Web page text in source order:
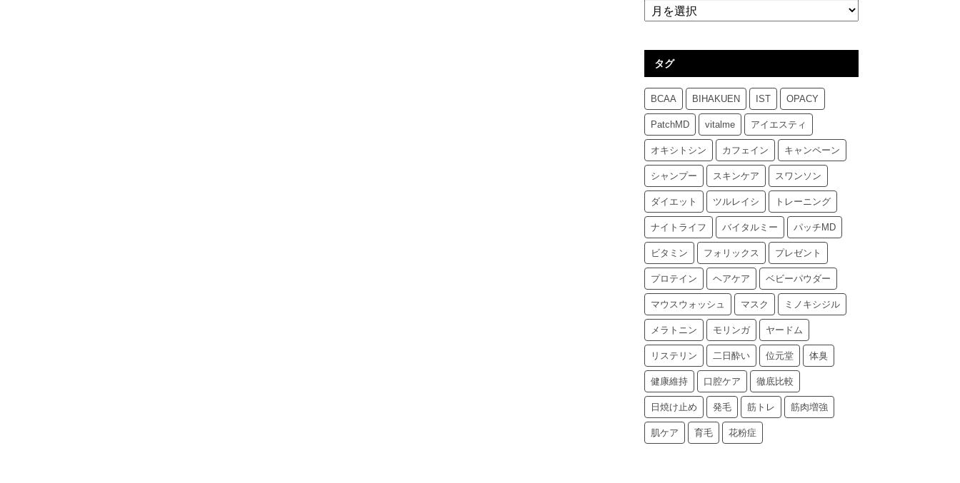
タグ
BCAA BIHAKUEN IST OPACY
PatchMD vitalme アイエスティ
オキシトシン カフェイン キャンペーン
シャンプー スキンケア スワンソン
ダイエット ツルレイシ トレーニング
ナイトライフ バイタルミー パッチMD
ビタミン フォリックス プレゼント
プロテイン ヘアケア ベビーパウダー
マウスウォッシュ マスク ミノキシジル
メラトニン モリンガ ヤードム
リステリン 二日酔い 位元堂 体臭
健康維持 口腔ケア 徹底比較
日焼け止め 発毛 筋トレ 筋肉増強
肌ケア 育毛 花粉症